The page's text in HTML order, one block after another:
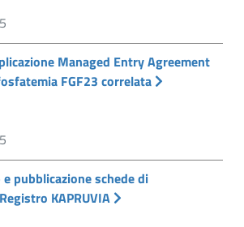
Managed Entry Agreement
FGF23 correlata
pubblicazione schede di
KAPRUVIA